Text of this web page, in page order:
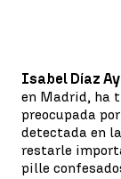
Isabel Díaz
en Madrid, ha
preocupada
detectada en
restarle
pille